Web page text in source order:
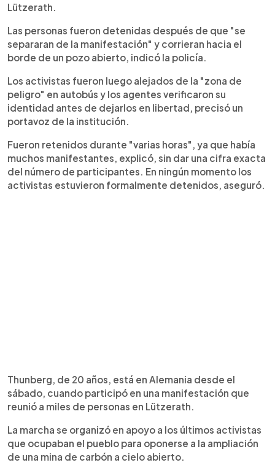
Lützerath.
Las personas fueron detenidas después de que "se
separaran de la manifestación" y corrieran hacia el
borde de un pozo abierto, indicó la policía.
Los activistas fueron luego alejados de la "zona de
peligro" en autobús y los agentes verificaron su
identidad antes de dejarlos en libertad, precisó un
portavoz de la institución.
Fueron retenidos durante "varias horas", ya que había
muchos manifestantes, explicó, sin dar una cifra exacta
del número de participantes. En ningún momento los
activistas estuvieron formalmente detenidos, aseguró.
Thunberg, de 20 años, está en Alemania desde el
sábado, cuando participó en una manifestación que
reunió a miles de personas en Lützerath.
La marcha se organizó en apoyo a los últimos activistas
que ocupaban el pueblo para oponerse a la ampliación
de una mina de carbón a cielo abierto.